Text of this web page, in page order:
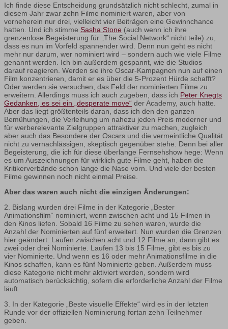
Ich finde diese Entscheidung grundsätzlich nicht schlecht, zumal in
diesem Jahr zwar zehn Filme nominiert waren, aber von
vorneherein nur drei, vielleicht vier Beiträgen eine Gewinnchance
hatten. Und ich stimme Sasha Stone (auch wenn ich ihre
grenzenlose Begeisterung für „The Social Network“ nicht teile) zu,
dass es nun im Vorfeld spannender wird. Denn nun geht es nicht
mehr nur darum, wer nominiert wird – sondern auch wie viele Filme
genannt werden. Ich bin außerdem gespannt, wie die Studios
darauf reagieren. Werden sie ihre Oscar-Kampagnen nun auf einen
Film konzentrieren, damit er es über die 5-Prozent Hürde schafft?
Oder werden sie versuchen, das Feld der nominierten Filme zu
erweitern. Allerdings muss ich auch zugeben, dass ich Peter Knegts
Gedanken, es sei ein „desperate move“ der Academy, auch hatte.
Aber das liegt größtenteils daran, dass ich den den ganzen
Bemühungen, die Verleihung um nahezu jeden Preis moderner und
für werberelevante Zielgruppen attraktiver zu machen, zugleich
aber auch das Besondere der Oscars und die vermeintliche Qualität
nicht zu vernachlässigen, skeptisch gegenüber stehe. Denn bei aller
Begeisterung, die ich für diese überlange Fernsehshow hege: Wenn
es um Auszeichnungen für wirklich gute Filme geht, haben die
Kritikerverbände schon lange die Nase vorn. Und viele der besten
Filme gewinnen noch nicht einmal Preise.
Aber das waren auch nicht die einzigen Änderungen:
2. Bislang wurden drei Filme in der Kategorie „Bester
Animationsfilm“ nominiert, wenn zwischen acht und 15 Filmen in
den Kinos liefen. Sobald 16 Filme zu sehen waren, wurde die
Anzahl der Nominierten auf fünf erweitert. Nun wurden die Grenzen
hier geändert: Laufen zwischen acht und 12 Filme an, dann gibt es
zwei oder drei Nominierte. Laufen 13 bis 15 Filme, gibt es bis zu
vier Nominierte. Und wenn es 16 oder mehr Animationsfilme in die
Kinos schaffen, kann es fünf Nominierte geben. Außerdem muss
diese Kategorie nicht mehr aktiviert werden, sondern wird
automatisch berücksichtig, sofern die erforderliche Anzahl der Filme
läuft.
3. In der Kategorie „Beste visuelle Effekte“ wird es in der letzten
Runde vor der offiziellen Nominierung fortan zehn Teilnehmer
geben.